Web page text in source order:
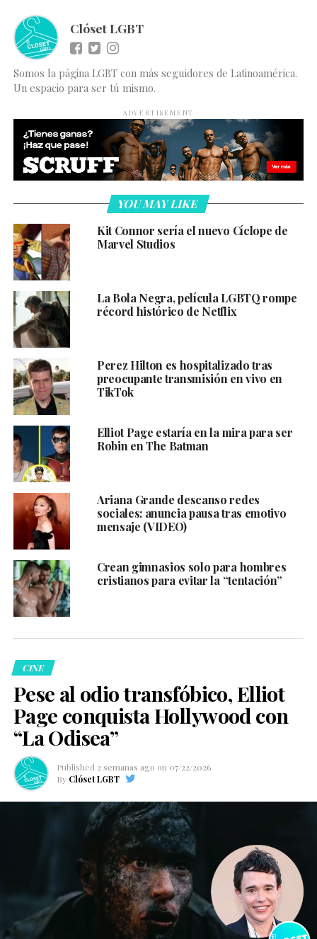
Clóset LGBT
Somos la página LGBT con más seguidores de Latinoamérica.
Un espacio para ser tú mismo.
ADVERTISEMENT
YOU MAY LIKE
Kit Connor sería el nuevo Cíclope de
Marvel Studios
La Bola Negra, película LGBTQ rompe
récord histórico de Netflix
Perez Hilton es hospitalizado tras
preocupante transmisión en vivo en
TikTok
Elliot Page estaría en la mira para ser
Robin en The Batman
Ariana Grande descanso redes
sociales: anuncia pausa tras emotivo
mensaje (VIDEO)
Crean gimnasios solo para hombres
cristianos para evitar la “tentación”
CINE
Pese al odio transfóbico, Elliot
Page conquista Hollywood con
“La Odisea”
Published 2 semanas ago on 07/22/2026
By Clóset LGBT